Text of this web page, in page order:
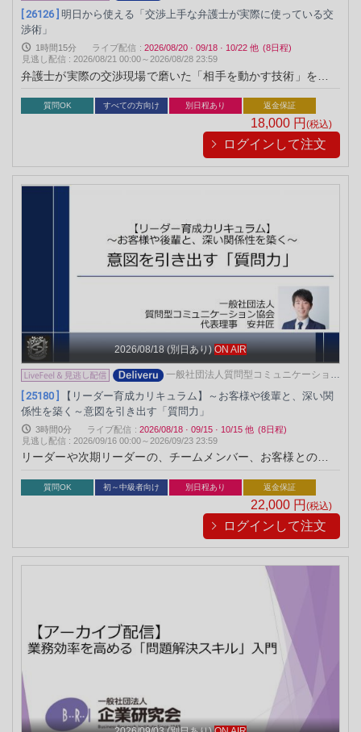
[ 26126 ] 明日から使える「交渉上手な弁護士が実際に使っている交
渉術」
1時間15分 ライブ配信 : 2026/08/20 · 09/18 · 10/22 他 (8日程)
見逃し配信 :2026/08/21 00:00～2026/08/28 23:59
弁護士が実際の交渉現場で磨いた「相手を動かす技術」を体系
用的な交渉術から、クレーム対応や契約交渉に使える高度なテ
クニックまで、交渉を成功に導くための要点を具体的に解説。
“明日から使える”実践ノウハウが身につきます。
質問OK すべての方向け 別日程あり 返金保証
18,000 円(税込)
ログインして注文
2026/08/18 (別日あり) ON AIR
一般社団法人質問型コミュニケーション
[ 25180 ]
【リーダー育成カリキュラム】～お客様や後輩と、深い関
係性を築く～意図を引き出す「質問力」
3時間0分 ライブ配信 : 2026/08/18 · 09/15 · 10/15 他 (8日程)
見逃し配信 : 2026/09/16 00:00～ 2026/09/23 23:59
リーダーや次期リーダーの、チームメンバー、お客様とのコミ
きます質問OK 初～中級者向け 別日程あり 返金保証
22,000 円(税込)
ログインして注文